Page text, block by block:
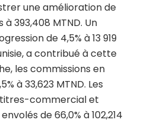
une amélioration de
393,408 MTND. Un
de 4,5% à 13 919
a contribué à cette
les commissions en
à 33,623 MTND. Les
commercial et
de 66,0% à 102,214